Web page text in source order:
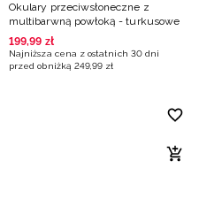
Okulary przeciwsłoneczne z
multibarwną powłoką - turkusowe
199,99 zł
Najniższa cena z ostatnich 30 dni
przed obniżką 249,99 zł